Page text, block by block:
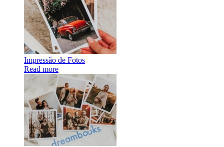
Impressão de Fotos
Read more